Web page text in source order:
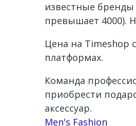
известные
превышает 4000).
Цена на Timeshop
платформах.
Команда
приобрести
аксессуар.
Channel
Men's Fashion